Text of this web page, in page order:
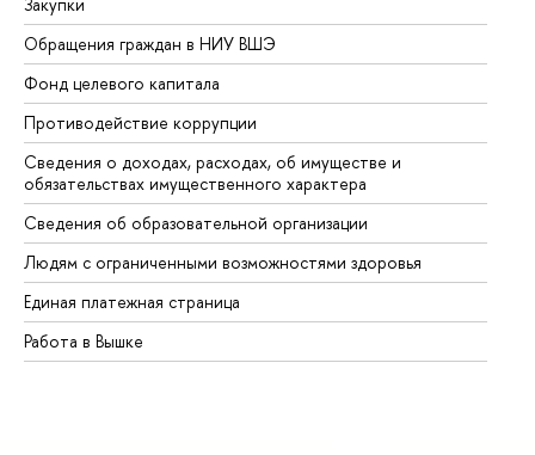
Закупки
Обращения граждан в НИУ ВШЭ
Фонд целевого капитала
Противодействие коррупции
Сведения о доходах, расходах, об имуществе и
обязательствах имущественного характера
Сведения об образовательной организации
Людям с ограниченными возможностями здоровья
Единая платежная страница
Работа в Вышке